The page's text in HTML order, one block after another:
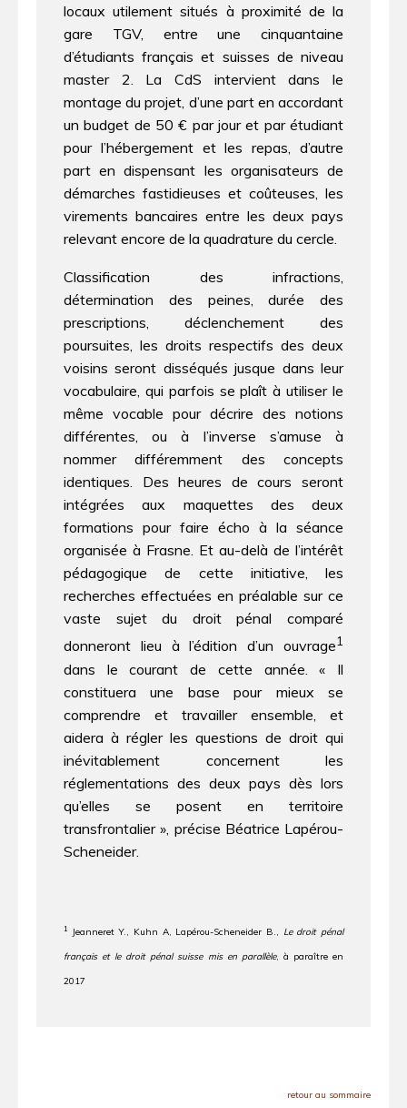
locaux utilement situés à proximité de la
gare TGV, entre une cinquantaine
d’étudiants français et suisses de niveau
master 2. La CdS intervient dans le
montage du projet, d’une part en accordant
un budget de 50 € par jour et par étudiant
pour l’hébergement et les repas, d’autre
part en dispensant les organisateurs de
démarches fastidieuses et coûteuses, les
virements bancaires entre les deux pays
relevant encore de la quadrature du cercle.
Classification des infractions,
détermination des peines, durée des
prescriptions, déclenchement des
poursuites, les droits respectifs des deux
voisins seront disséqués jusque dans leur
vocabulaire, qui parfois se plaît à utiliser le
même vocable pour décrire des notions
différentes, ou à l’inverse s’amuse à
nommer différemment des concepts
identiques. Des heures de cours seront
intégrées aux maquettes des deux
formations pour faire écho à la séance
organisée à Frasne. Et au-delà de l’intérêt
pédagogique de cette initiative, les
recherches effectuées en préalable sur ce
vaste sujet du droit pénal comparé
donneront lieu à l’édition d’un ouvrage1
dans le courant de cette année. « Il
constituera une base pour mieux se
comprendre et travailler ensemble, et
aidera à régler les questions de droit qui
inévitablement concernent les
réglementations des deux pays dès lors
qu’elles se posent en territoire
transfrontalier », précise Béatrice Lapérou-
Scheneider.
1 Jeanneret Y., Kuhn A, Lapérou-Scheneider B., Le droit pénal
français et le droit pénal suisse mis en parallèle, à paraître en
2017
retour au sommaire